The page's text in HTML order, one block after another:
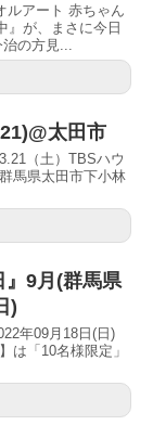
ルアート 赤ちゃん
』が、まさに今日
の方見...
太田市
（土）TBSハウ
馬県太田市下小林
9月(群馬県
)
年09月18日(日)
は「10名様限定」